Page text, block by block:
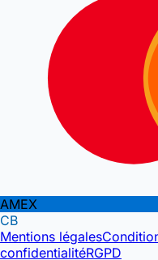
AMEX
CB
Mentions légales
confidentialitéRGPD